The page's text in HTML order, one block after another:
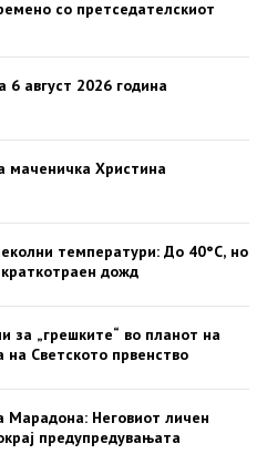
со претседателскиот
6 август 2026 година
маченичка Христина
температури: До 40°C, но
дожд
за „грешките“ во планот на
Светското првенство
Марадона: Неговиот личен
предупредувањата